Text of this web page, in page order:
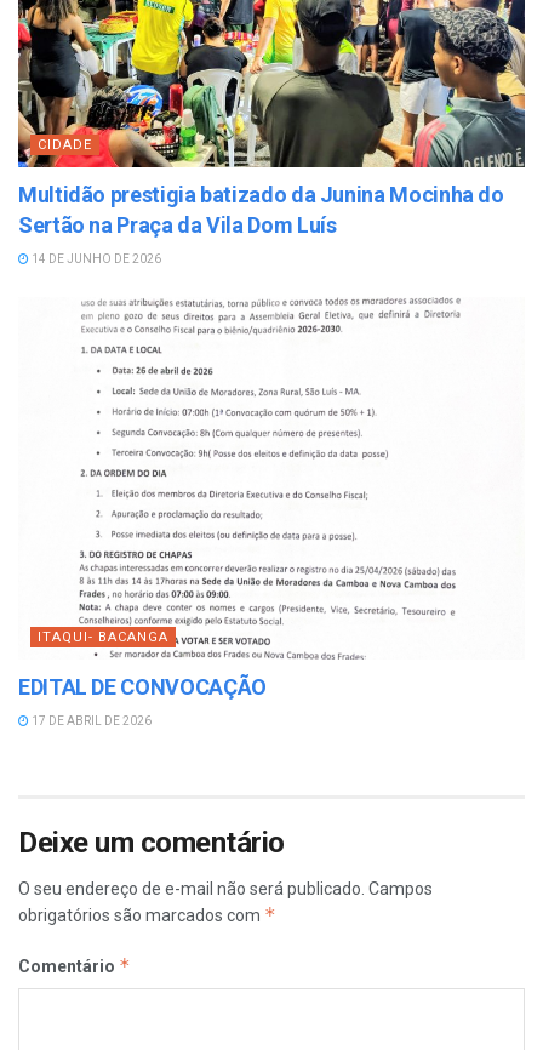
CIDADE
Multidão prestigia batizado da Junina Mocinha do
Sertão na Praça da Vila Dom Luís
14 DE JUNHO DE 2026
ITAQUI- BACANGA
EDITAL DE CONVOCAÇÃO
17 DE ABRIL DE 2026
Deixe um comentário
O seu endereço de e-mail não será publicado. Campos
obrigatórios são marcados com *
Comentário *